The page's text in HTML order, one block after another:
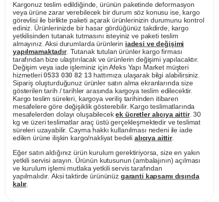
Kargonuz teslim edildiğinde, ürünün paketinde deformasyon
veya ürüne zarar verebilecek bir durum söz konusu ise, kargo
görevlisi ile birlikte paketi açarak ürünlerinizin durumunu kontrol
ediniz. Ürünlerinizde bir hasar gördüğünüz takdirde, kargo
yetkilisinden tutanak tutmasını isteyiniz ve paketi teslim
almayınız. Aksi durumlarda ürünlerin iadesi ve değişimi
yapılmamaktadır. Tutanak tutulan ürünler kargo firması
tarafından bize ulaştırılacak ve ürünlerin değişimi yapılacaktır.
Değişim veya iade işleminiz için Afeks Yapı Market müşteri
hizmetleri0533 030 82 13hattımıza ulaşarak bilgi alabilirsiniz.
Sipariş oluşturduğunuz ürünler satın alma ekranlarında size
gösterilen tarih / tarihler arasında kargoya teslim edilecektir.
Kargo teslim süreleri, kargoya veriliş tarihinden itibaren
mesafelere göre değişiklik gösterebilir. Kargo teslimatlarında
mesafelerden dolayı oluşabilecekek ücretler alıcıya aittir. 30
kg ve üzeri teslimatlar araç üstü gerçekleşmektedir ve teslimat
süreleri uzayabilir. Cayma hakkı kullanılması nedeni ile iade
edilen ürüne ilişkin kargo/nakliyat bedeli alıcıya aittir.
Eğer satın aldığınız ürün kurulum gerektiriyorsa, size en yakın
yetkili servisi arayın. Ürünün kutusunun (ambalajının) açılması
ve kurulum işlemi mutlaka yetkili servis tarafından
yapılmalıdır. Aksi taktirde ürününüz garanti kapsamı dışında
kalır.